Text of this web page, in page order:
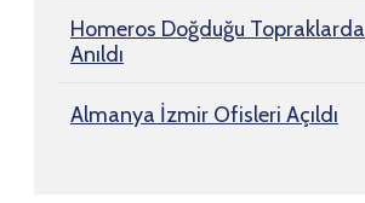
Homeros Doğduğu Topraklarda
Anıldı
Almanya İzmir Ofisleri Açıldı